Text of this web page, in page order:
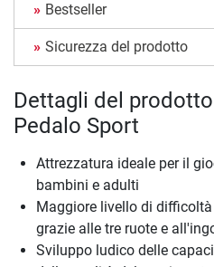
Bestseller
Sicurezza del prodotto
Dettagli del
Pedalo Sport
Attrezzatura ideale per il
bambini e adulti
Maggiore livello di
grazie alle tre ruote e
Sviluppo ludico delle